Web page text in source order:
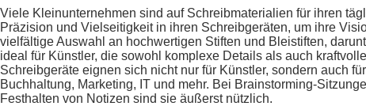
Viele Kleinunternehmen sind auf Schreibmaterialien für ihren
Präzision und Vielseitigkeit in ihren Schreibgeräten, um ihre
vielfältige Auswahl an hochwertigen Stiften und Bleistiften,
ideal für Künstler, die sowohl komplexe Details als auch
Schreibgeräte eignen sich nicht nur für Künstler, sondern auch
Buchhaltung, Marketing, IT und mehr. Bei Brainstorming-
Festhalten von Notizen sind sie äußerst nützlich.